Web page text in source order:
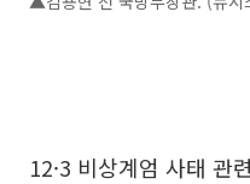
12·3 비상계엄 사태 관